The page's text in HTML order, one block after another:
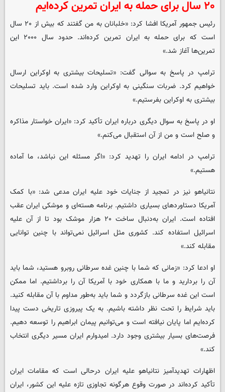
۲۰ سال برای حمله به ایران تمرین کرده‌ایم
رئیس جمهور آمریکا افشا کرد: «خلبانان به من گفتند که بیش از ۲۰ سال
است که برای حمله به ایران تمرین کرده‌اند. حدود سال ۲۰۰۰ این
تمرین‌ها آغاز شد.»
ترامپ در پاسخ به سوالی گفت: «تسلیحات بیشتری به اوکراین ارسال
خواهیم کرد. ضربات سنگینی به اوکراین وارد شده است. باید تسلیحات
بیشتری به اوکراین بفرستیم.»
او در پاسخ به سوال دیگری درباره ایران تأکید کرد: «ایران خواستار مذاکره
و صلح است و من از آن استقبال می‌کنم.»
ترامپ در ادامه ایران را تهدید کرد: «اگر مسئله این نباشد، ما آماده
هستیم.»
نتانیاهو نیز در تمجید از جنایات خود علیه ایران مدعی شد: «با کمک
آمریکا دستاوردهای بسیاری داشتیم. برنامه هسته‌ای و موشکی ایران عقب
افتاده است. ایران به‌دنبال ساخت ۲۰ هزار موشک بود تا از آن علیه
اسرائیل استفاده کند. کشوری مثل اسرائیل نمی‌تواند با چنین توانایی
مقابله کند.»
او ادعا کرد: «زمانی که شما با چنین غده سرطانی روبرو هستید، شما باید
آن را بردارید و ما با همکاری خود با آمریکا آن را برداشتیم. اما ممکن
است این غده سرطانی بازگردد و شما باید به‌طور مداوم با آن مقابله کنید.
باید شرایط را تحت نظر داشته باشیم. به یک پیروزی تاریخی دست پیدا
کرده‌ایم اما پایان نیافته است و می‌توانیم پیمان ابراهیم را توسعه دهیم.
فرصت‌های بسیار بیشتری وجود دارد. امیدوارم ایران مسیر دیگری انتخاب
کند.»
اظهارات تهدیدآمیز نتانیاهو علیه ایران درحالی است که مقامات ایران
تأکید کرده‌اند در صورت وقوع هرگونه تجاوزی تازه علیه این کشور، ایران